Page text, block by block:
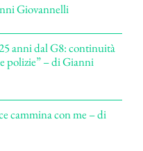
Giovannelli
anni dal G8: continuità
polizie” – di Gianni
cammina con me – di